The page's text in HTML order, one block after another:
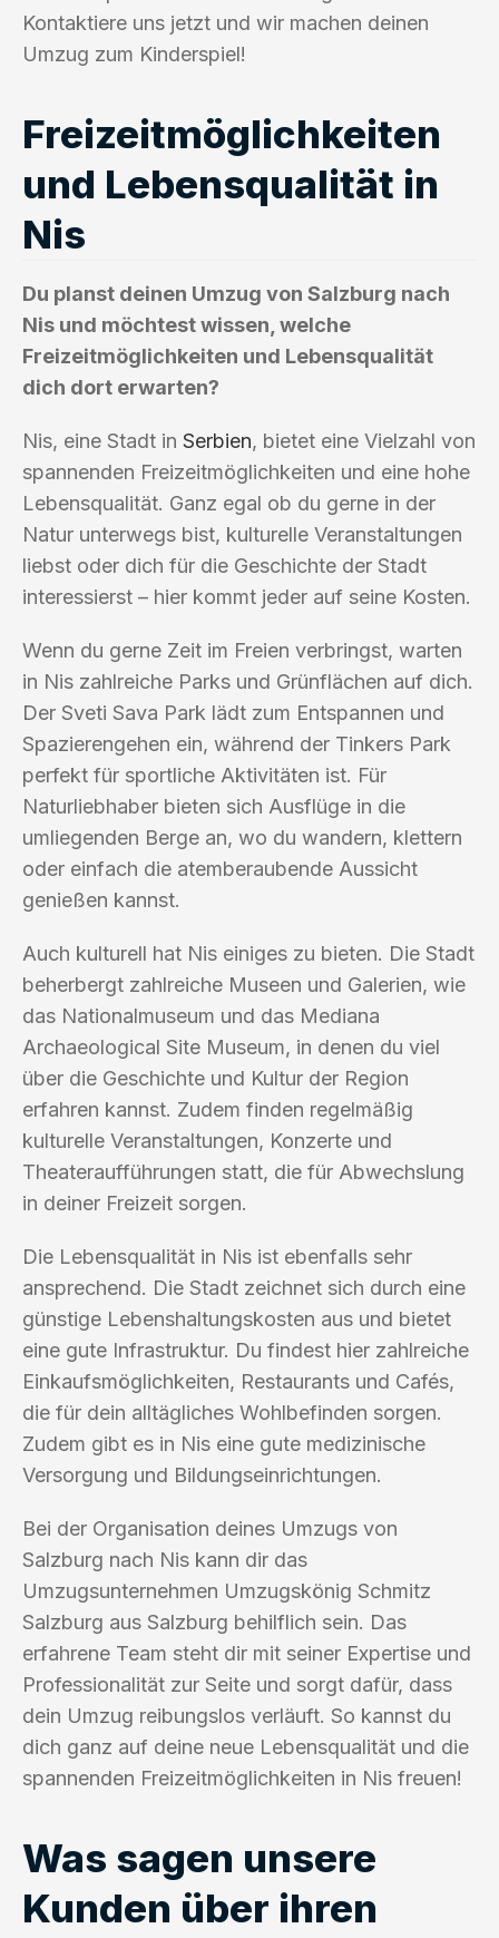
Kontaktiere uns jetzt und wir machen deinen
Umzug zum Kinderspiel!
Freizeitmöglichkeiten
und Lebensqualität in
Nis
Du planst deinen Umzug von Salzburg nach
Nis und möchtest wissen, welche
Freizeitmöglichkeiten und Lebensqualität
dich dort erwarten?
Nis, eine Stadt in Serbien, bietet eine Vielzahl von
spannenden Freizeitmöglichkeiten und eine hohe
Lebensqualität. Ganz egal ob du gerne in der
Natur unterwegs bist, kulturelle Veranstaltungen
liebst oder dich für die Geschichte der Stadt
interessierst – hier kommt jeder auf seine Kosten.
Wenn du gerne Zeit im Freien verbringst, warten
in Nis zahlreiche Parks und Grünflächen auf dich.
Der Sveti Sava Park lädt zum Entspannen und
Spazierengehen ein, während der Tinkers Park
perfekt für sportliche Aktivitäten ist. Für
Naturliebhaber bieten sich Ausflüge in die
umliegenden Berge an, wo du wandern, klettern
oder einfach die atemberaubende Aussicht
genießen kannst.
Auch kulturell hat Nis einiges zu bieten. Die Stadt
beherbergt zahlreiche Museen und Galerien, wie
das Nationalmuseum und das Mediana
Archaeological Site Museum, in denen du viel
über die Geschichte und Kultur der Region
erfahren kannst. Zudem finden regelmäßig
kulturelle Veranstaltungen, Konzerte und
Theateraufführungen statt, die für Abwechslung
in deiner Freizeit sorgen.
Die Lebensqualität in Nis ist ebenfalls sehr
ansprechend. Die Stadt zeichnet sich durch eine
günstige Lebenshaltungskosten aus und bietet
eine gute Infrastruktur. Du findest hier zahlreiche
Einkaufsmöglichkeiten, Restaurants und Cafés,
die für dein alltägliches Wohlbefinden sorgen.
Zudem gibt es in Nis eine gute medizinische
Versorgung und Bildungseinrichtungen.
Bei der Organisation deines Umzugs von
Salzburg nach Nis kann dir das
Umzugsunternehmen Umzugskönig Schmitz
Salzburg aus Salzburg behilflich sein. Das
erfahrene Team steht dir mit seiner Expertise und
Professionalität zur Seite und sorgt dafür, dass
dein Umzug reibungslos verläuft. So kannst du
dich ganz auf deine neue Lebensqualität und die
spannenden Freizeitmöglichkeiten in Nis freuen!
Was sagen unsere
Kunden über ihren